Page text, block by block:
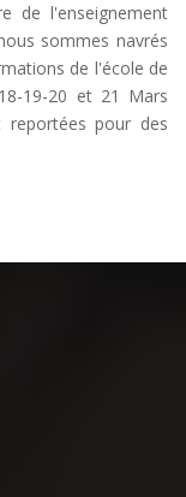
de l'enseignement
sommes navrés
de l'école de
19-20 et 21 Mars
pour des